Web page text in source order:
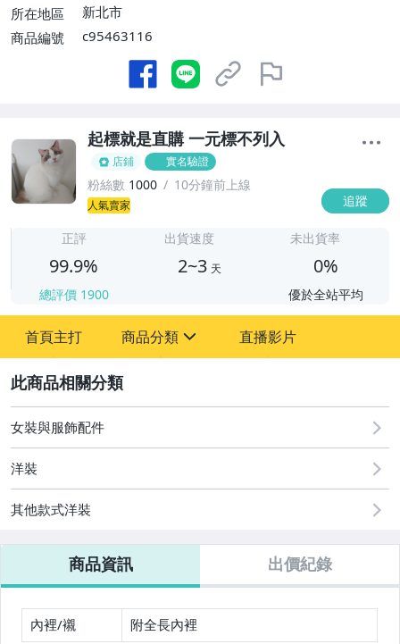
所在地區
新北市
商品編號
c95463116
起標就是直購 一元標不列入
店鋪 實名驗證
粉絲數 1000 10分鐘前上線
人氣賣家 追蹤
正評
99.9%
總評價 1900
出貨速度
2~3 天
未出貨率
0%
優於全站平均
首頁主打 商品分類
其它
直播影片
女裝與服飾配件
洋裝
其他款式洋裝
商品資訊 出價紀錄
內裡/襯 附全長內裡